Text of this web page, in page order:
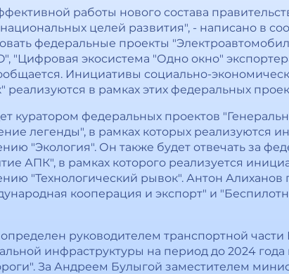
работы нового состава
целей развития", - написано в
федеральные проекты
"Цифровая экосистема "Одно окно"
Инициативы социально-
в рамках этих федеральных
федеральных проектов
легенды", в рамках которых реализуются
"Экология". Он также будет отвечать за
АПК", в рамках которого реализуется
"Технологический рывок". Антон Алиханов
кооперация и экспорт" и
руководителем транспортной
инфраструктуры на период до 2024 года
За Андреем Булыгой заместителем